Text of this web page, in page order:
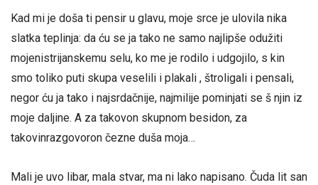
Kad mi je doša ti pensir u glavu, moje srce je ulovila nika
slatka teplinja: da ću se ja tako ne samo najlipše odužiti
mojenistrijanskemu selu, ko me je rodilo i udgojilo, s kin
smo toliko puti skupa veselili i plakali , štroligali i pensali,
negor ću ja tako i najsrdačnije, najmilije pominjati se š njin iz
moje daljine. A za takovon skupnom besidon, za
takovinrazgovoron čezne duša moja…
Mali je uvo libar, mala stvar, ma ni lako napisano. Čuda lit san